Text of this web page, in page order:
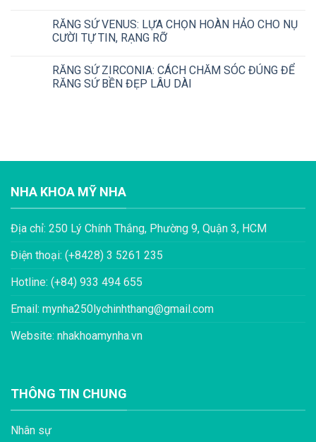
RĂNG SỨ VENUS: LỰA CHỌN HOÀN HẢO CHO NỤ
CƯỜI TỰ TIN, RẠNG RỠ
RĂNG SỨ ZIRCONIA: CÁCH CHĂM SÓC ĐÚNG ĐỂ
RĂNG SỨ BỀN ĐẸP LÂU DÀI
NHA KHOA MỸ NHA
Địa chỉ: 250 Lý Chính Thắng, Phường 9, Quận 3, HCM
Điện thoại: (+8428) 3 5261 235
Hotline: (+84) 933 494 655
Email: mynha250lychinhthang@gmail.com
Website: nhakhoamynha.vn
THÔNG TIN CHUNG
Nhân sự